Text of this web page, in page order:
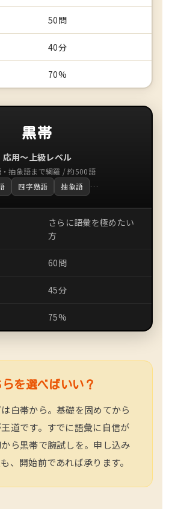
50問
40分
70%
黒帯
応用〜上級レベル
抽象語まで網羅 / 約500語
四字熟語 抽象語 …
さらに語彙を極めたい
方
60問
45分
75%
らを選べばいい？
白帯から。基礎を固めてから
道です。すでに語彙に自信が
ら黒帯で腕試しを。申し込み
、開始前であれば承ります。